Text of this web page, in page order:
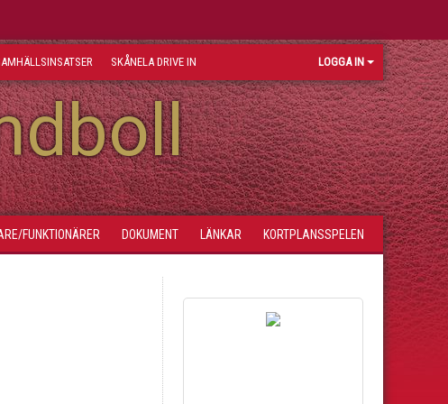
SKÅNELA DRIVE IN LOGGA IN
FUNKTIONÄRER DOKUMENT LÄNKAR KORTPLANSSPELEN